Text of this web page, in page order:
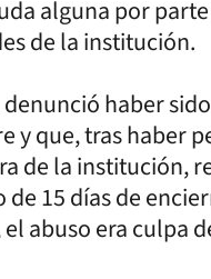
alguna por
de la institución.
denunció haber
y que, tras haber
de la institución,
de 15 días de
abuso era culpa